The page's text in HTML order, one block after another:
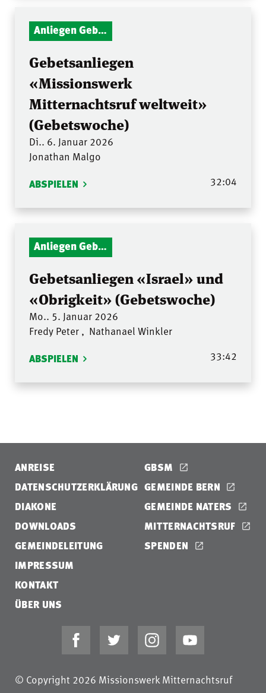
Anliegen Gebetsstunde
Gebetsanliegen
«Missionswerk
Mitternachtsruf weltweit»
(Gebetswoche)
Di.. 6. Januar 2026
Jonathan Malgo
ABSPIELEN 32:04
Anliegen Gebetsstunde
Gebetsanliegen «Israel» und
«Obrigkeit» (Gebetswoche)
Mo.. 5. Januar 2026
Fredy Peter , Nathanael Winkler
ABSPIELEN 33:42
ANREISE
DATENSCHUTZERKLÄRUNG
DIAKONE
DOWNLOADS
GEMEINDELEITUNG
IMPRESSUM
KONTAKT
ÜBER UNS
GBSM
GEMEINDE BERN
GEMEINDE NATERS
MITTERNACHTSRUF
SPENDEN
© Copyright 2026 Missionswerk Mitternachtsruf